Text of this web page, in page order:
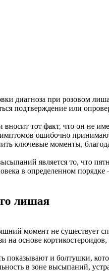
диагноза при розовом
подтверждение или
вносит тот факт, что он не
ошибочно
ключевые моменты,
является то, что
в определенном
лишая
момент не существует
на основе кортикостероидов,
показывают и болтушки,
в зоне высыпаний,